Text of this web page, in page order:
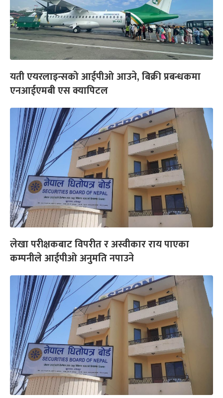
यती एयरलाइन्सको आईपीओ आउने, बिक्री प्रबन्धकमा
एनआईएमबी एस क्यापिटल
लेखा परीक्षकबाट विपरीत र अस्वीकार राय पाएका
कम्पनीले आईपीओ अनुमति नपाउने